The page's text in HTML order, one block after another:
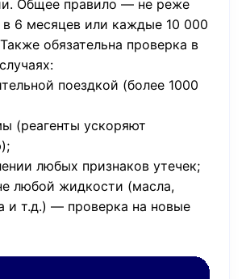
Общее правило — не реже
в 6 месяцев или каждые 10 000
обязательна проверка в
поездкой (более 1000
(реагенты ускоряют
любых признаков утечек;
любой жидкости (масла,
и т.д.) — проверка на новые